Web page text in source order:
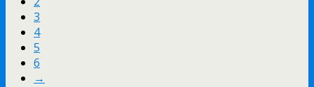
3
4
5
6
→